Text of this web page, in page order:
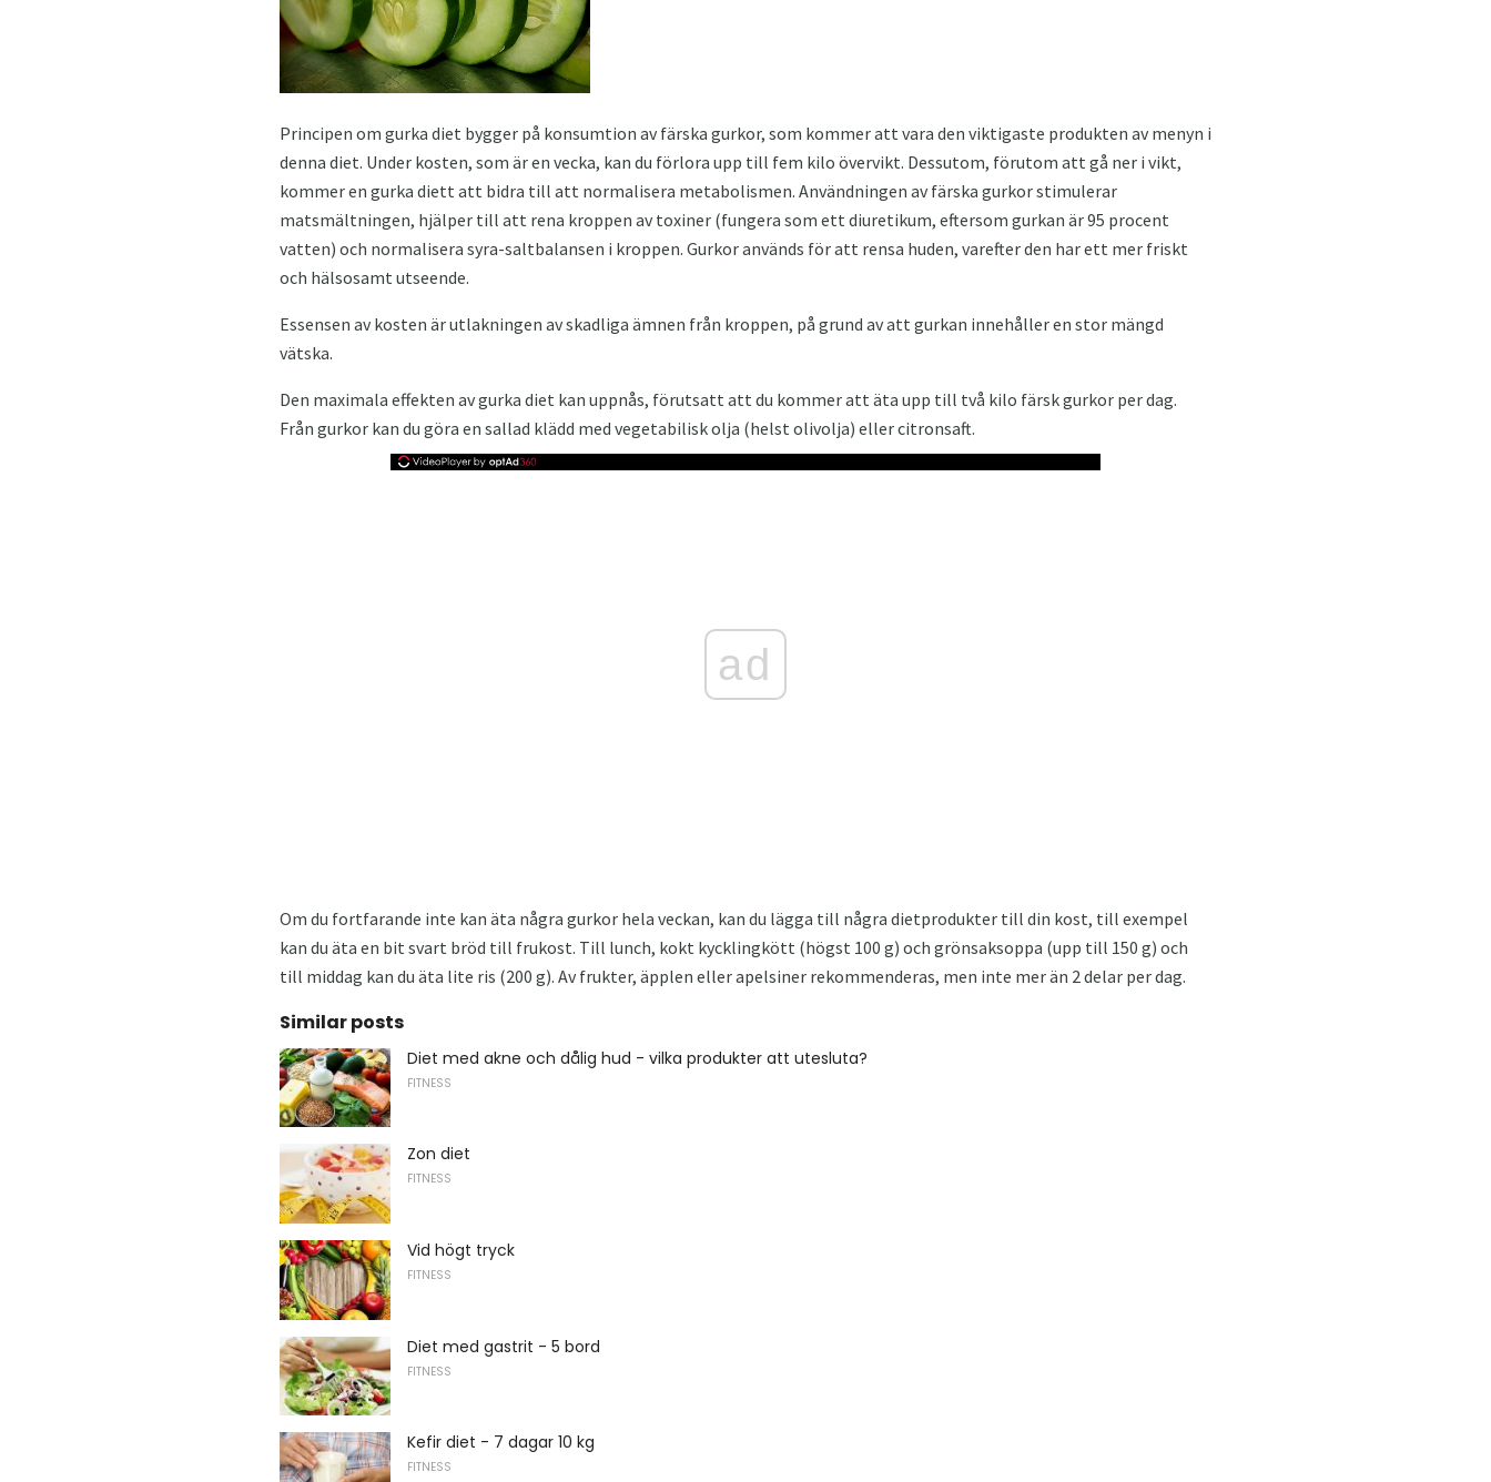
Principen om gurka diet bygger på konsumtion av färska gurkor, som kommer att vara den viktigaste produkten av menyn i
denna diet. Under kosten, som är en vecka, kan du förlora upp till fem kilo övervikt. Dessutom, förutom att gå ner i vikt,
kommer en gurka diett att bidra till att normalisera metabolismen. Användningen av färska gurkor stimulerar
matsmältningen, hjälper till att rena kroppen av toxiner (fungera som ett diuretikum, eftersom gurkan är 95 procent
vatten) och normalisera syra-saltbalansen i kroppen. Gurkor används för att rensa huden, varefter den har ett mer friskt
och hälsosamt utseende.
Essensen av kosten är utlakningen av skadliga ämnen från kroppen, på grund av att gurkan innehåller en stor mängd
vätska.
Den maximala effekten av gurka diet kan uppnås, förutsatt att du kommer att äta upp till två kilo färsk gurkor per dag.
Från gurkor kan du göra en sallad klädd med vegetabilisk olja (helst olivolja) eller citronsaft.
ad
Om du fortfarande inte kan äta några gurkor hela veckan, kan du lägga till några dietprodukter till din kost, till exempel
kan du äta en bit svart bröd till frukost. Till lunch, kokt kycklingkött (högst 100 g) och grönsaksoppa (upp till 150 g) och
till middag kan du äta lite ris (200 g). Av frukter, äpplen eller apelsiner rekommenderas, men inte mer än 2 delar per dag.
Similar posts
Diet med akne och dålig hud - vilka produkter att utesluta?
FITNESS
Zon diet
FITNESS
Vid högt tryck
FITNESS
Diet med gastrit - 5 bord
FITNESS
Kefir diet - 7 dagar 10 kg
FITNESS